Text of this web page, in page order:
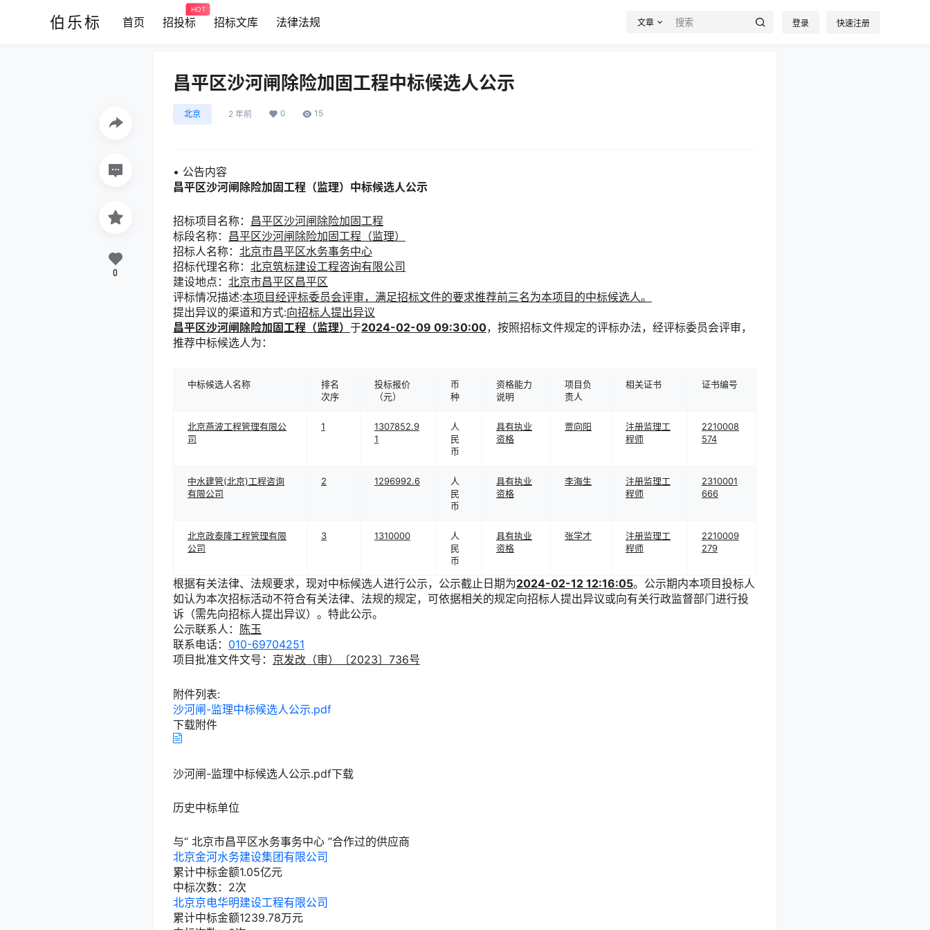
伯乐标 首页 招投标
HOT
招标文库 法律法规 文章 登录 快速注册
昌平区沙河闸除险加固工程中标候选人公示
北京 2 年前 0 15
• 公告内容
昌平区沙河闸除险加固工程（监理）中标候选人公示
招标项目名称： 昌平区沙河闸除险加固工程
标段名称： 昌平区沙河闸除险加固工程（监理）
招标人名称： 北京市昌平区水务事务中心
招标代理名称： 北京筑标建设工程咨询有限公司
建设地点： 北京市昌平区昌平区
评标情况描述:本项目经评标委员会评审，满足招标文件的要求推荐前三名为本项目的中标候选人。
提出异议的渠道和方式:向招标人提出异议
昌平区沙河闸除险加固工程（监理） 于2024-02-09 09:30:00，按照招标文件规定的评标办法，经评标委员会评审，
推荐中标候选人为：
中标候选人名称
排名
次序
投标报价
（元）
币
种
资格能力
说明
项目负
责人
相关证书 证书编号
北京燕波工程管理有限公
司
1
1307852.9
1
人
民
币
具有执业
资格
贾向阳
注册监理工
程师
2210008
574
中水建管(北京)工程咨询
有限公司
2 1296992.6
人
民
币
具有执业
资格
李海生
注册监理工
程师
2310001
666
北京政泰隆工程管理有限
公司
3 1310000
人
民
币
具有执业
资格
张学才
注册监理工
程师
2210009
279
根据有关法律、法规要求，现对中标候选人进行公示，公示截止日期为2024-02-12 12:16:05。公示期内本项目投标人
如认为本次招标活动不符合有关法律、法规的规定，可依据相关的规定向招标人提出异议或向有关行政监督部门进行投
诉（需先向招标人提出异议）。特此公示。
公示联系人： 陈玉
联系电话： 010-69704251
项目批准文件文号： 京发改（审）〔2023〕736号
附件列表:
沙河闸-监理中标候选人公示.pdf
下载附件
沙河闸-监理中标候选人公示.pdf下载
历史中标单位
与“ 北京市昌平区水务事务中心 ”合作过的供应商
北京金河水务建设集团有限公司
累计中标金额1.05亿元
中标次数：2次
北京京电华明建设工程有限公司
累计中标金额1239.78万元
0